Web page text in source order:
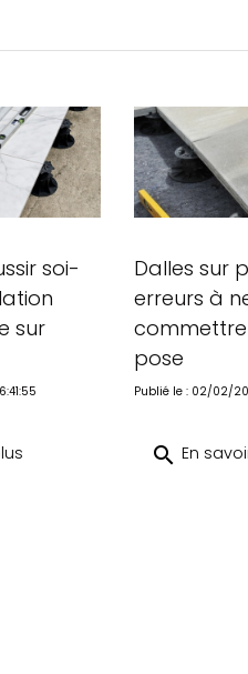
soi-
sur
Dalles sur
erreurs à
pose
Publié le : 02/02/
search En